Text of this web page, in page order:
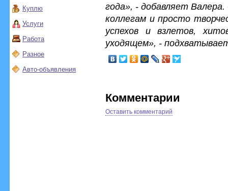
Куплю
Услуги
Работа
Разное
Авто-объявления
года», - добавляет
коллегам и просто
успехов и взлетов,
уходящем», -
Комментарии
Оставить комментарий